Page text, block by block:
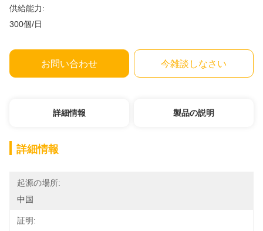
供給能力:
300個/日
お問い合わせ 今雑談しなさい
詳細情報 製品の説明
詳細情報
起源の場所:
中国
証明: